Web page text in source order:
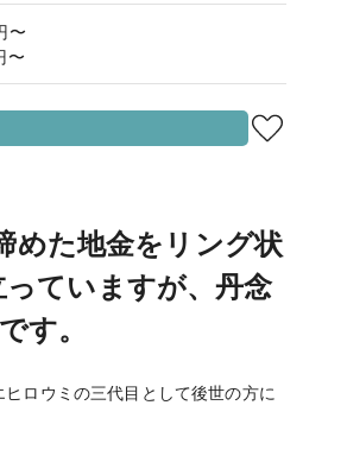
〜
〜
めた地金をリング状
ていますが、丹念
す。
ロウミの三代目として後世の方に